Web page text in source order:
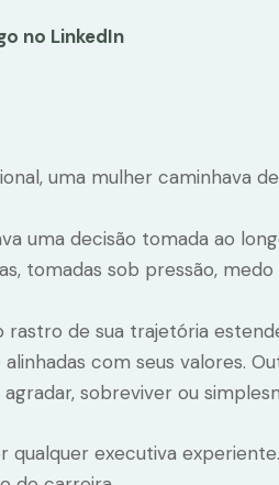
no LinkedIn
uma mulher caminhava
uma decisão tomada ao
tomadas sob pressão,
rastro de sua trajetória
com seus valores.
sobreviver ou
qualquer executiva experiente.